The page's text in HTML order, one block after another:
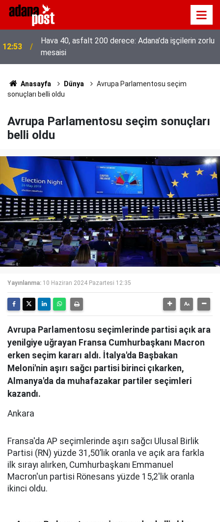
12:53
Hava 40, asfalt 200 derece: Adana’da işçilerin zorlu
mesaisi
Anasayfa Dünya
Avrupa Parlamentosu seçim
sonuçları belli oldu
Avrupa Parlamentosu seçim sonuçları
belli oldu
Yayınlanma: 10 Haziran 2024 Pazartesi 12:35
Avrupa Parlamentosu seçimlerinde partisi açık ara
yenilgiye uğrayan Fransa Cumhurbaşkanı Macron
erken seçim kararı aldı. İtalya'da Başbakan
Meloni'nin aşırı sağcı partisi birinci çıkarken,
Almanya'da da muhafazakar partiler seçimleri
kazandı.
Ankara
Fransa'da AP seçimlerinde aşırı sağcı Ulusal Birlik
Partisi (RN) yüzde 31,50’lik oranla ve açık ara farkla
ilk sırayı alırken, Cumhurbaşkanı Emmanuel
Macron'un partisi Rönesans yüzde 15,2'lik oranla
ikinci oldu.